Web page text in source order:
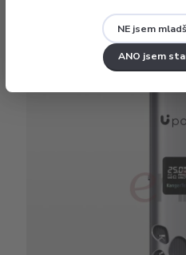
NE jsem
ANO jsem